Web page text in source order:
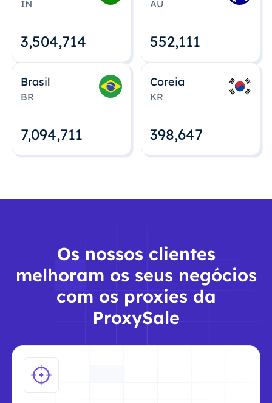
IN
3,504,715
AU
552,112
Brasil
BR
7,094,712
Coreia
KR
398,648
Os nossos clientes
melhoram os seus negócios
com os proxies da
ProxySale